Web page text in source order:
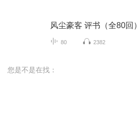
风尘豪客 评书（全80回）
80 2382
您是不是在找：